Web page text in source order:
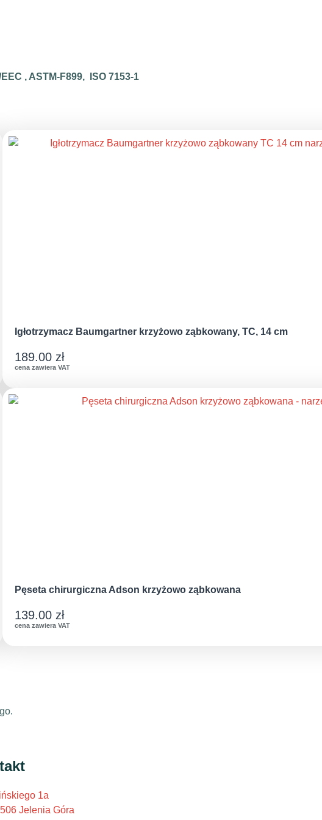
, ASTM-F899, ISO 7153-1
Igłotrzymacz Baumgartner krzyżowo ząbkowany, TC, 14 cm
189.00 zł
cena zawiera VAT
Pęseta chirurgiczna Adson krzyżowo ząbkowana
139.00 zł
cena zawiera VAT
1a
Jelenia Góra